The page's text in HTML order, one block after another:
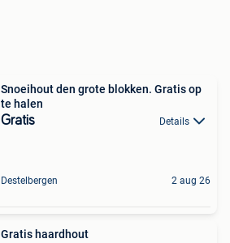
Snoeihout den grote blokken. Gratis op
te halen
Gratis Details
Destelbergen 2 aug 26
Gratis haardhout